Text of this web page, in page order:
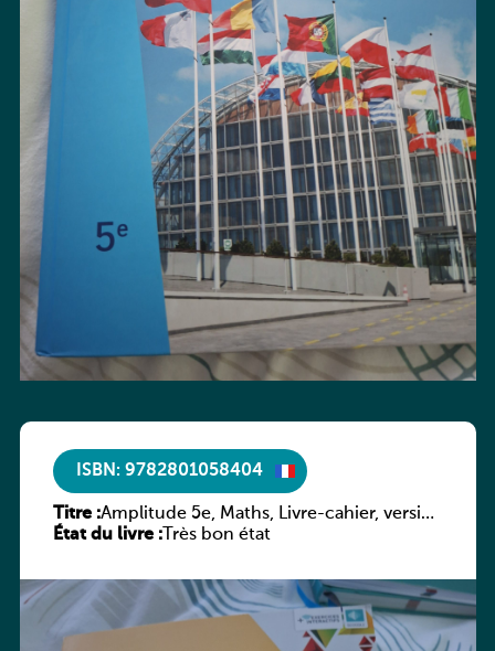
ISBN: 9782801058404
Titre :Amplitude 5e, Maths, Livre-cahier, version
luxembourgeoise
État du livre :Très bon état